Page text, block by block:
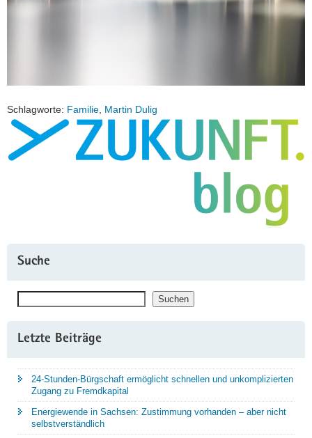
Schlagworte: Familie Martin Dulig
Suche
Suchen Suchen
Letzte Beiträge
24-Stunden-Bürgschaft ermöglicht schnellen und unkomplizierten
Zugang zu Fremdkapital
Energiewende in Sachsen: Zustimmung vorhanden – aber nicht
selbstverständlich